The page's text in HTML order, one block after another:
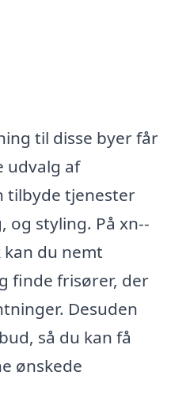
til disse byer får
udvalg af
tilbyde tjenester
og styling. På xn--
du nemt
finde frisører, der
Desuden
så du kan få
ønskede